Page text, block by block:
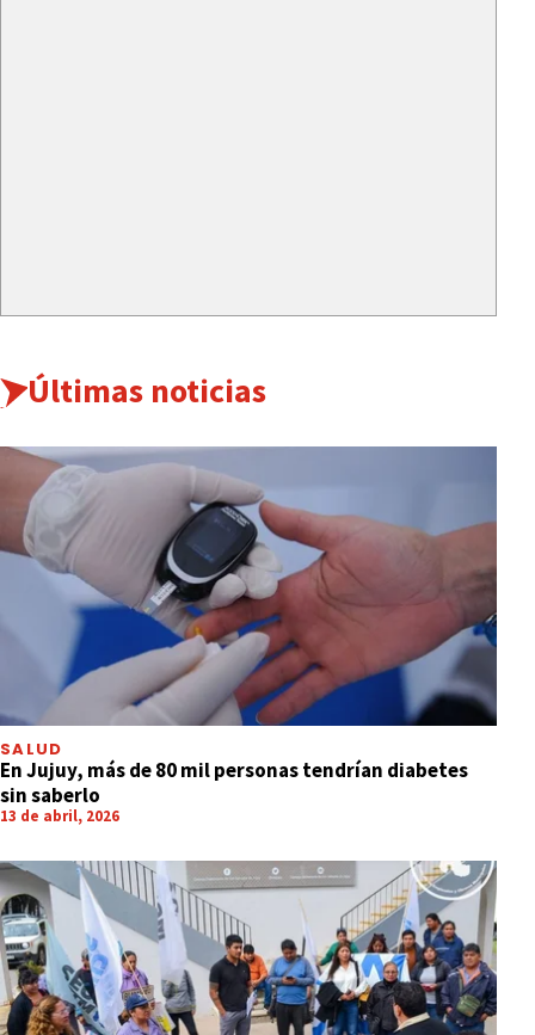
Últimas noticias
SALUD
En Jujuy, más de 80 mil personas tendrían diabetes
sin saberlo
13 de abril, 2026